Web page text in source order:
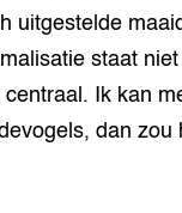
uitgestelde
staat
Ik kan
dan zou